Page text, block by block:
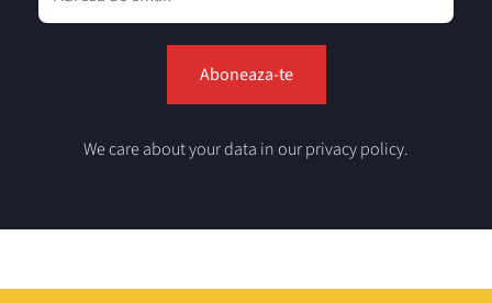
We care about your data in our privacy policy.